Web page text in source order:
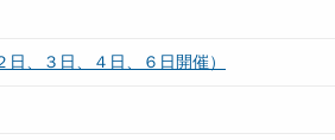
、３日、４日、６日開催）